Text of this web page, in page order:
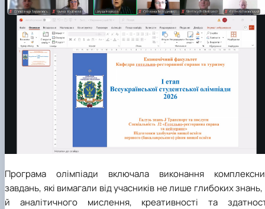
Програма олімпіади включала виконання
завдань, які вимагали від учасників не лише глибоких знань,
й аналітичного мислення, креативності та